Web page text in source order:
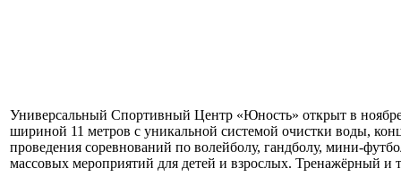
Универсальный Спортивный Центр «Юность» открыт в
шириной 11 метров с уникальной системой очистки воды,
проведения соревнований по волейболу, гандболу, мини-
массовых мероприятий для детей и взрослых. Тренажёрный